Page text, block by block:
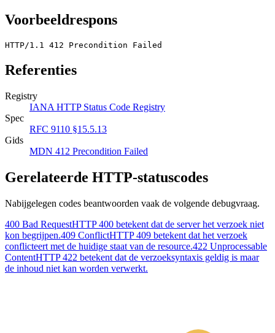
Voorbeeldrespons
HTTP/1.1 412 Precondition Failed
Referenties
Registry
IANA HTTP Status Code Registry
Spec
RFC 9110 §15.5.13
Gids
MDN 412 Precondition Failed
Gerelateerde HTTP-statuscodes
Nabijgelegen codes beantwoorden vaak de volgende debugvraag.
400 Bad RequestHTTP 400 betekent dat de server het verzoek niet
kon begrijpen.409 ConflictHTTP 409 betekent dat het verzoek
conflicteert met de huidige staat van de resource.422 Unprocessable
ContentHTTP 422 betekent dat de verzoeksyntaxis geldig is maar
de inhoud niet kan worden verwerkt.